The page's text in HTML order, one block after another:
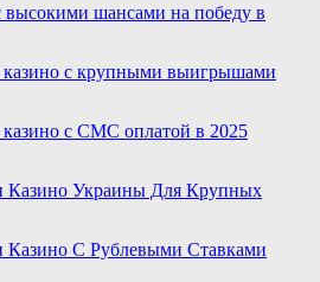
шансами на победу в
с крупными выигрышами
с СМС оплатой в 2025
Украины Для Крупных
С Рублевыми Ставками